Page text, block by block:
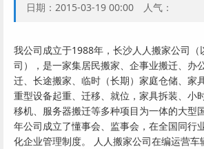
日期：2015-03-19 00:00 人气：
我公司成立于1988年，长沙人人搬家公司（
司），是一家集居民搬家、企事业搬迁、办
迁、长途搬家、临时（长期）家庭仓储、家
重型设备起重、迁移、就位，家具拆装、小
移机、服务器搬迁等多种项目为一体的大型
年公司成立了懂事会、监事会，在全国同行
化企业管理制度。 人人搬家公司在编运营